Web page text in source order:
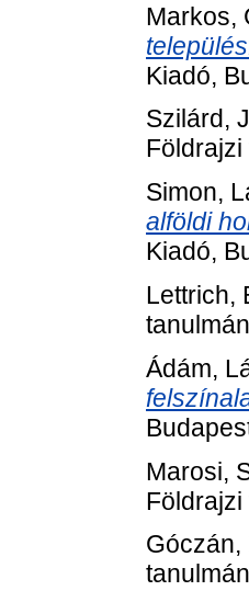
Markos,
Kiadó,
Szilárd,
Simon,
alföldi
Kiadó,
Lettrich,
Ádám,
Marosi,
Földrajzi
Góczán,